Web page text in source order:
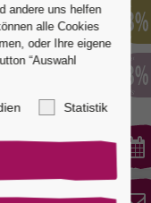
andere uns helfen
alle Cookies
oder Ihre eigene
“Auswahl
Statistik